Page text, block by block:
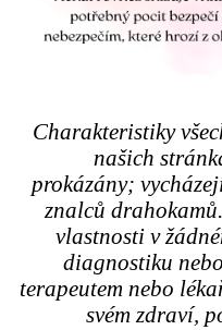
Charakteristiky
našich
prokázány;
znalců
vlastnosti v
diagnostiku
terapeutem nebo
svém zdraví,